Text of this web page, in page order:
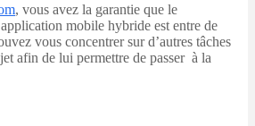
, vous avez la garantie que le
mobile hybride est entre de
vous concentrer sur d’autres tâches
afin de lui permettre de passer à la